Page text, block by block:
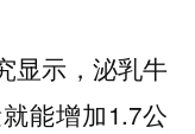
显示，泌乳牛
能增加1.7公